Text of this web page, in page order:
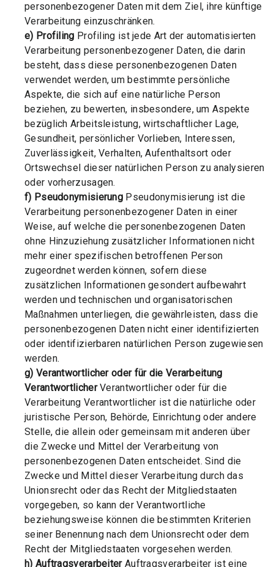
personenbezogener Daten mit dem Ziel, ihre künftige
Verarbeitung einzuschränken.
e) Profiling Profiling ist jede Art der automatisierten
Verarbeitung personenbezogener Daten, die darin
besteht, dass diese personenbezogenen Daten
verwendet werden, um bestimmte persönliche
Aspekte, die sich auf eine natürliche Person
beziehen, zu bewerten, insbesondere, um Aspekte
bezüglich Arbeitsleistung, wirtschaftlicher Lage,
Gesundheit, persönlicher Vorlieben, Interessen,
Zuverlässigkeit, Verhalten, Aufenthaltsort oder
Ortswechsel dieser natürlichen Person zu analysieren
oder vorherzusagen.
f) Pseudonymisierung Pseudonymisierung ist die
Verarbeitung personenbezogener Daten in einer
Weise, auf welche die personenbezogenen Daten
ohne Hinzuziehung zusätzlicher Informationen nicht
mehr einer spezifischen betroffenen Person
zugeordnet werden können, sofern diese
zusätzlichen Informationen gesondert aufbewahrt
werden und technischen und organisatorischen
Maßnahmen unterliegen, die gewährleisten, dass die
personenbezogenen Daten nicht einer identifizierten
oder identifizierbaren natürlichen Person zugewiesen
werden.
g) Verantwortlicher oder für die Verarbeitung
VerantwortlicherVerantwortlicher oder für die
Verarbeitung Verantwortlicher ist die natürliche oder
juristische Person, Behörde, Einrichtung oder andere
Stelle, die allein oder gemeinsam mit anderen über
die Zwecke und Mittel der Verarbeitung von
personenbezogenen Daten entscheidet. Sind die
Zwecke und Mittel dieser Verarbeitung durch das
Unionsrecht oder das Recht der Mitgliedstaaten
vorgegeben, so kann der Verantwortliche
beziehungsweise können die bestimmten Kriterien
seiner Benennung nach dem Unionsrecht oder dem
Recht der Mitgliedstaaten vorgesehen werden.
h) AuftragsverarbeiterAuftragsverarbeiter ist eine